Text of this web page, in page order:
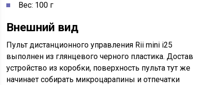
Вес: 100 г
Внешний вид
Пульт дистанционного управления Rii mini i25
выполнен из глянцевого черного пластика. Достав
устройство из коробки, поверхность пульта тут же
начинает собирать микроцарапины и отпечатки